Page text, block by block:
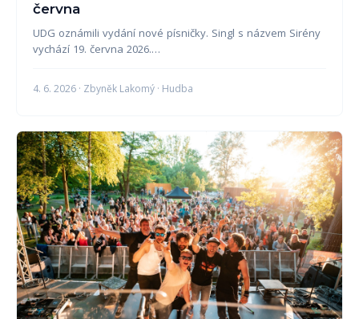
června
UDG oznámili vydání nové písničky. Singl s názvem Sirény
vychází 19. června 2026.…
4. 6. 2026 · Zbyněk Lakomý · Hudba